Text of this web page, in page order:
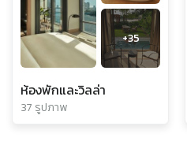
+35
ห้องพักและวิลล่า
37 รูปภาพ